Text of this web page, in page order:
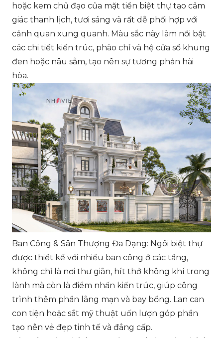
hoặc kem chủ đạo của mặt tiền biệt thự tạo cảm
giác thanh lịch, tươi sáng và rất dễ phối hợp với
cảnh quan xung quanh. Màu sắc này làm nổi bật
các chi tiết kiến trúc, phào chỉ và hệ cửa sổ khung
đen hoặc nâu sẫm, tạo nên sự tương phản hài
hòa.
Ban Công & Sân Thượng Đa Dạng: Ngôi biệt thự
được thiết kế với nhiều ban công ở các tầng,
không chỉ là nơi thư giãn, hít thở không khí trong
lành mà còn là điểm nhấn kiến trúc, giúp công
trình thêm phần lãng mạn và bay bổng. Lan can
con tiện hoặc sắt mỹ thuật uốn lượn góp phần
tạo nên vẻ đẹp tinh tế và đẳng cấp.